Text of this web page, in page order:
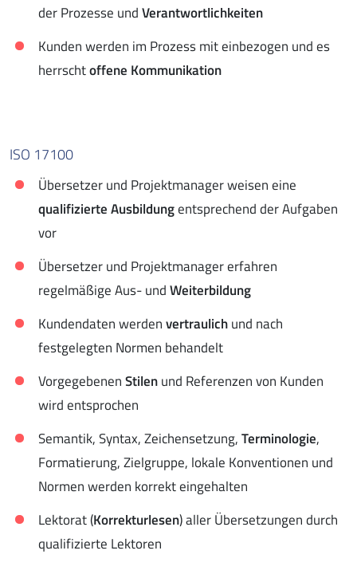
der Prozesse undVerantwortlichkeiten
Kunden werden im Prozess mit einbezogen und es
herrschtoffene Kommunikation
ISO 17100
Übersetzer und Projektmanager weisen eine
qualifizierte Ausbildungentsprechend der Aufgaben
vor
Übersetzer und Projektmanager erfahren
regelmäßige Aus- undWeiterbildung
Kundendaten werdenvertraulichund nach
festgelegten Normen behandelt
VorgegebenenStilenund Referenzen von Kunden
wird entsprochen
Semantik, Syntax, Zeichensetzung,Terminologie,
Formatierung, Zielgruppe, lokale Konventionen und
Normen werden korrekt eingehalten
Lektorat (Korrekturlesen) aller Übersetzungen durch
qualifizierte Lektoren